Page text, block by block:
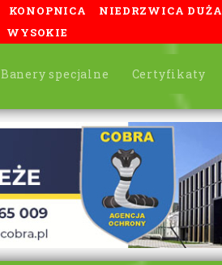
KONOPNICA NIEDRZWICA DUŻA
WYSOKIE
Banery specjalne Certyfikaty